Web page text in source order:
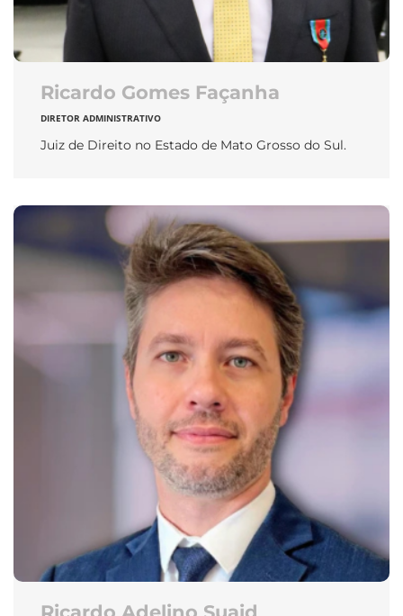
Ricardo Gomes Façanha
DIRETOR ADMINISTRATIVO
Juiz de Direito no Estado de Mato Grosso do Sul.